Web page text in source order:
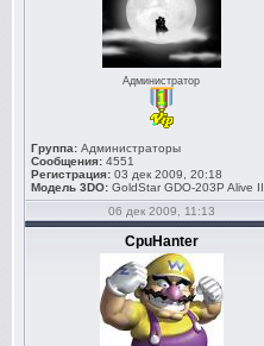
Администратор
Группа: Администраторы
Сообщения: 4551
Регистрация: 03 дек 2009, 20:18
Модель 3DO: GoldStar GDO-203P Alive II
06 дек 2009, 11:13
CpuHanter